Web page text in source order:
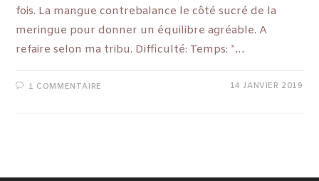
fois. La mangue contrebalance le côté sucré de la
meringue pour donner un équilibre agréable. A
refaire selon ma tribu. Difficulté: Temps: *…
1 COMMENTAIRE 14 JANVIER 2019